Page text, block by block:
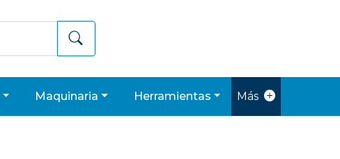
maquinaria herramientas Más